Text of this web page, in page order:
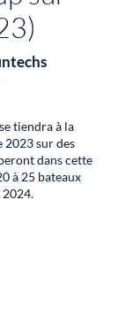
tiendra à la
sur des
dans cette
à 25 bateaux
2024.